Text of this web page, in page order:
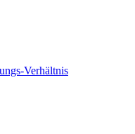
Verhältnis